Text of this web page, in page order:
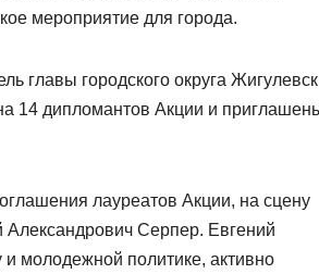
мероприятие для города.
главы городского округа Жигулевск
14 дипломантов Акции и
лауреатов Акции, на сцену
Серпер. Евгений
и молодежной политике, активно